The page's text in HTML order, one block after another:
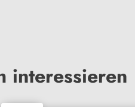
interessieren